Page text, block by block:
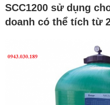
SCC1200 sử dụng
doanh có thể tích từ